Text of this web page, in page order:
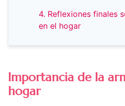
4. Reflexiones finales
en el hogar
Importancia de la
hogar